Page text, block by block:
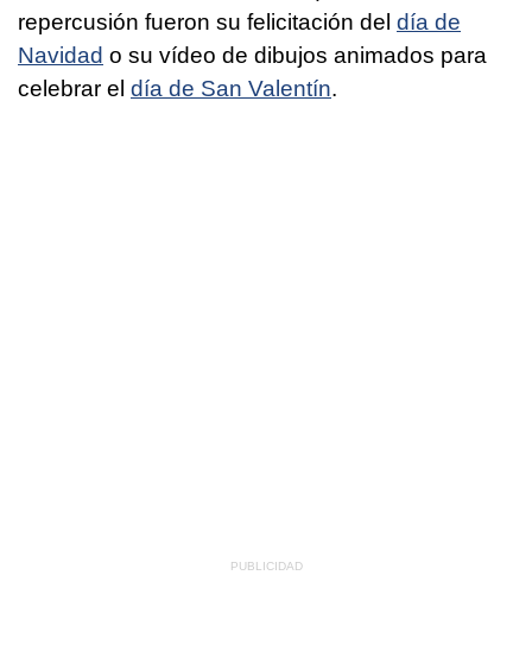
repercusión fueron su felicitación del día de
Navidad o su vídeo de dibujos animados para
celebrar el día de San Valentín.